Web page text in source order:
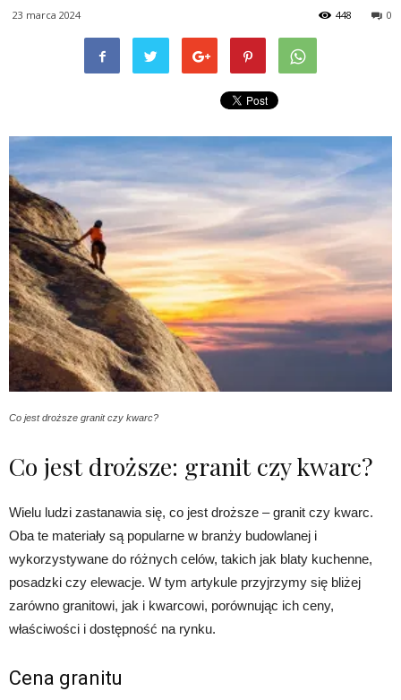
23 marca 2024 0
448
Co jest droższe granit czy kwarc?
Co jest droższe: granit czy kwarc?
Wielu ludzi zastanawia się, co jest droższe – granit czy kwarc.
Oba te materiały są popularne w branży budowlanej i
wykorzystywane do różnych celów, takich jak blaty kuchenne,
posadzki czy elewacje. W tym artykule przyjrzymy się bliżej
zarówno granitowi, jak i kwarcowi, porównując ich ceny,
właściwości i dostępność na rynku.
Cena granitu